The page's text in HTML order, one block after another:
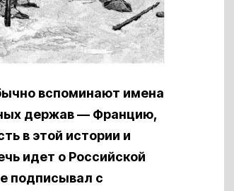
вспоминают имена
держав — Францию,
в этой истории и
идет о Российской
подписывал с